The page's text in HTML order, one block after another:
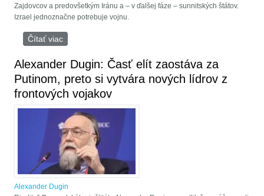
Zajdovcov a predovšetkým Iránu a – v ďalšej fáze – sunnitských štátov.
Izrael jednoznačne potrebuje vojnu.
Čítať viac
Alexander Dugin: Časť elít zaostáva za
Putinom, preto si vytvára nových lídrov z
frontových vojakov
Alexander Dugin